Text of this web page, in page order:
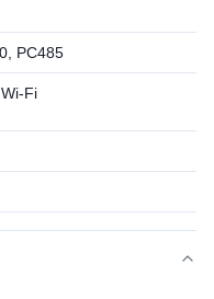
РС485
Fi